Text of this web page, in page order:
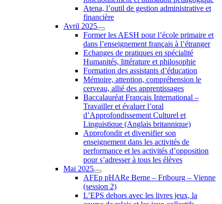
Atena, l’outil de gestion administrative et
financière
Avril 2025
Former les AESH pour l’école primaire et
dans l’enseignement français à l’étranger
Echanges de pratiques en spécialité
Humanités, littérature et philosophie
Formation des assistants d’éducation
Mémoire, attention, compréhension le
cerveau, allié des apprentissages
Baccalauréat Français International –
Travailler et évaluer l’oral
d’Approfondissement Culturel et
Linguistique (Anglais britannique)
Approfondir et diversifier son
enseignement dans les activités de
performance et les activités d’opposition
pour s’adresser à tous les élèves
Mai 2025
AFEp pHARe Berne – Fribourg – Vienne
(session 2)
L’EPS dehors avec les livres jeux, la